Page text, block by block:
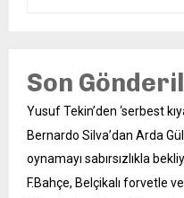
Son
Yusuf Tekin’den ‘serbest
Bernardo Silva’dan Arda
oynamayı sabırsızlıkla
F.Bahçe, Belçikalı forvetle